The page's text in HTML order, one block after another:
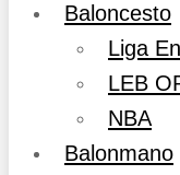
Baloncesto
Liga
LEB
NBA
Balonmano